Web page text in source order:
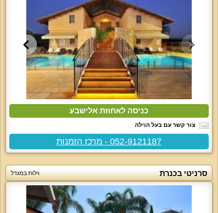
כניסה לאחוזת אלישבע
צור קשר עם בעל הוילה
052-9121187 - מרכז הזמנות
סרניטי בכנרת וילות במגדל